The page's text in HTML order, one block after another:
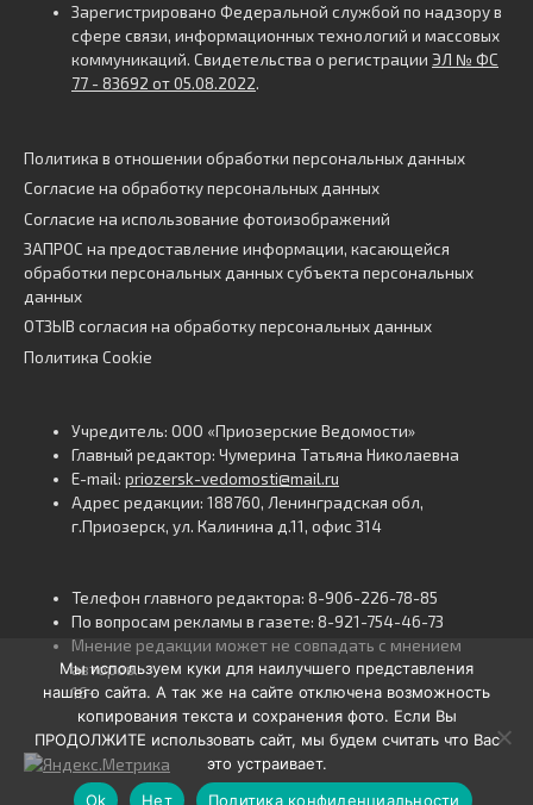
Зарегистрировано Федеральной службой по надзору в
сфере связи, информационных технологий и массовых
коммуникаций. Свидетельства о регистрации ЭЛ № ФС
77 - 83692 от 05.08.2022.
Политика в отношении обработки персональных данных
Согласие на обработку персональных данных
Согласие на использование фотоизображений
ЗАПРОС на предоставление информации, касающейся
обработки персональных данных субъекта персональных
данных
ОТЗЫВ согласия на обработку персональных данных
Политика Cookie
Учредитель: ООО «Приозерские Ведомости»
Главный редактор: Чумерина Татьяна Николаевна
E-mail: priozersk-vedomosti@mail.ru
Адрес редакции: 188760, Ленинградская обл,
г.Приозерск, ул. Калинина д.11, офис 314
Телефон главного редактора: 8-906-226-78-85
По вопросам рекламы в газете: 8-921-754-46-73
Мнение редакции может не совпадать с мнением
авторов.
16+
Мы используем куки для наилучшего представления
нашего сайта. А так же на сайте отключена возможность
копирования текста и сохранения фото. Если Вы
ПРОДОЛЖИТЕ использовать сайт, мы будем считать что Вас
это устраивает.
Ok
Нет Политика конфиденциальности